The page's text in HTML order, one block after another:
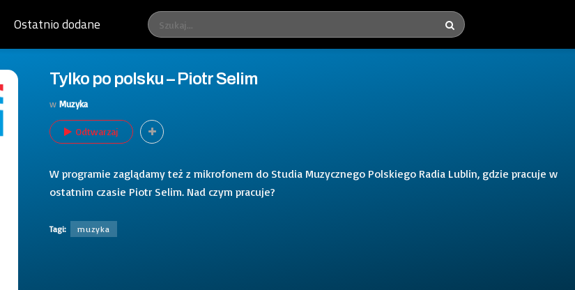
Ostatnio dodane
Tylko po polsku – Piotr Selim
w Muzyka
Odtwarzaj
W programie zaglądamy też z mikrofonem do Studia Muzycznego Polskiego Radia Lublin, gdzie pracuje w
ostatnim czasie Piotr Selim. Nad czym pracuje?
Tagi: muzyka